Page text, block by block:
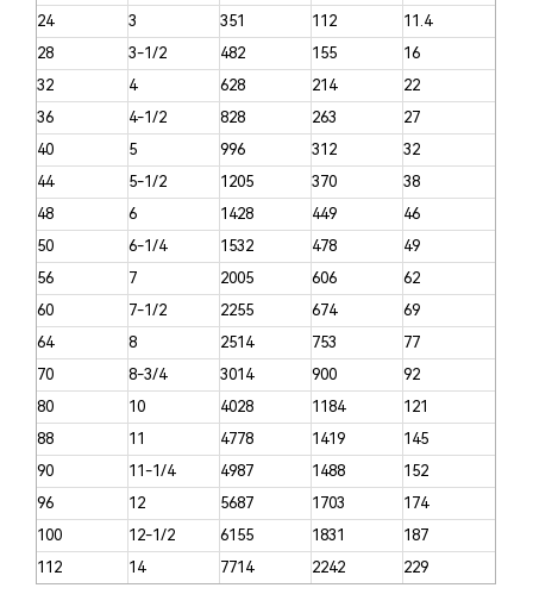
24
3 351 112
11.4
28
3-1/2 482 155
16
32
4 628 214
22
36
4-1/2 828 263
27
40
5 996 312
32
44
5-1/2 1205 370
38
48
6 1428 449
46
50
6-1/4 1532 478
49
56
7 2005 606
62
60
7-1/2 2255 674
69
64
8 2514 753
77
70
8-3/4 3014 900
92
80
10 4028 1184
121
88
11 4778 1419
145
90
11-1/4 4987 1488
152
96
12 5687 1703
174
100
12-1/2 6155 1831
187
112
14 7714 2242 229